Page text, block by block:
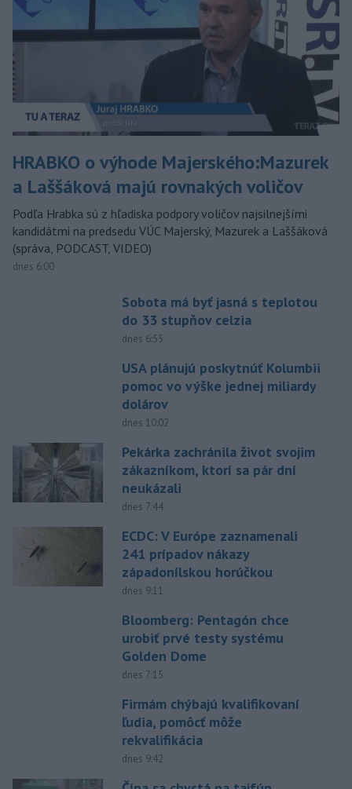
HRABKO o výhode Majerského:Mazurek
a Laššáková majú rovnakých voličov
Podľa Hrabka sú z hľadiska podpory voličov najsilnejšími
kandidátmi na predsedu VÚC Majerský, Mazurek a Laššáková
(správa, PODCAST, VIDEO)
dnes 6:00
Sobota má byť jasná s teplotou
do 33 stupňov celzia
dnes 6:55
USA plánujú poskytnúť Kolumbii
pomoc vo výške jednej miliardy
dolárov
dnes 10:02
Pekárka zachránila život svojim
zákazníkom, ktorí sa pár dní
neukázali
dnes 7:44
ECDC: V Európe zaznamenali
241 prípadov nákazy
západonílskou horúčkou
dnes 9:11
Bloomberg: Pentagón chce
urobiť prvé testy systému
Golden Dome
dnes 7:15
Firmám chýbajú kvalifikovaní
ľudia, pomôcť môže
rekvalifikácia
dnes 9:42